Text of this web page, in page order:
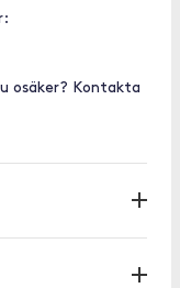
osäker? Kontakta